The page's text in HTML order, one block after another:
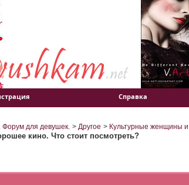
Справка
для девушек. > Другое > Культурные женщины
кино. Что стоит посмотреть?